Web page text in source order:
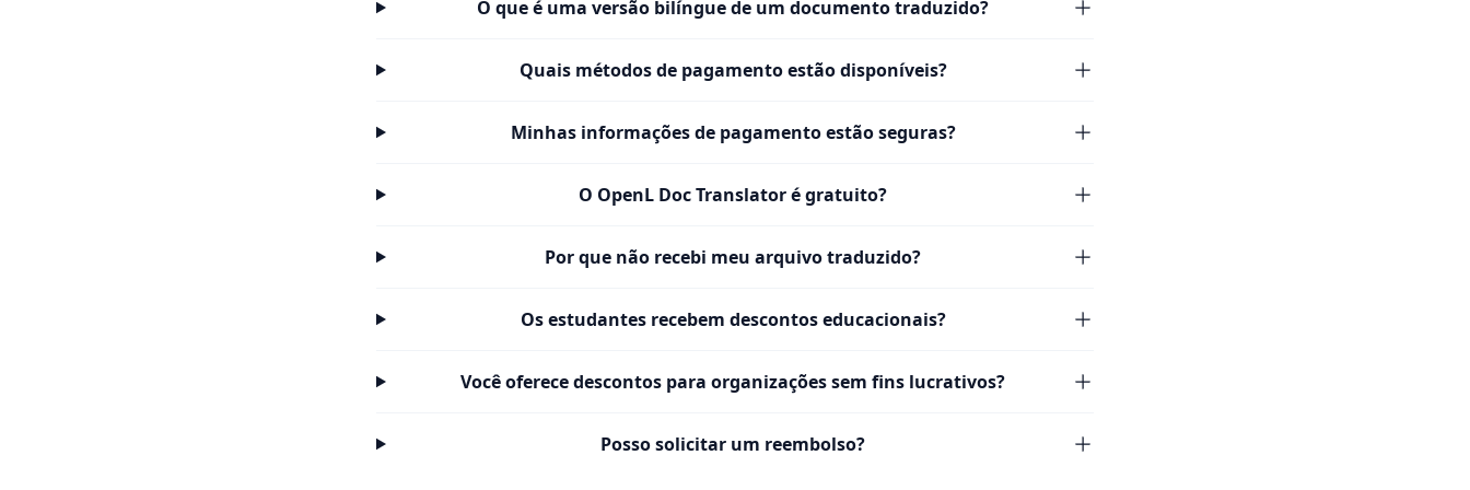
O que é uma versão bilíngue de um documento traduzido?
Quais métodos de pagamento estão disponíveis?
Minhas informações de pagamento estão seguras?
O OpenL Doc Translator é gratuito?
Por que não recebi meu arquivo traduzido?
Os estudantes recebem descontos educacionais?
Você oferece descontos para organizações sem fins lucrativos?
Posso solicitar um reembolso?